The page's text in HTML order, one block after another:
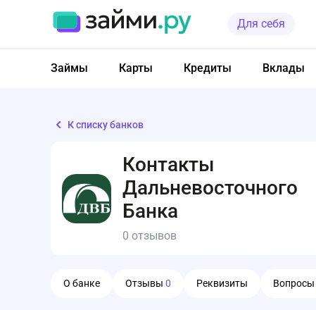
Для себя
Займы Карты Кредиты Вклады
К списку банков
Контакты
Дальневосточного
Банка
0 отзывов
О банке Отзывы 0 Реквизиты Вопросы